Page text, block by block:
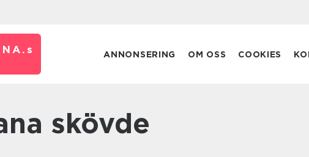
s ANNONSERING OM OSS COOKIES
skövde